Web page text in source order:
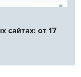
сайтах: от 17